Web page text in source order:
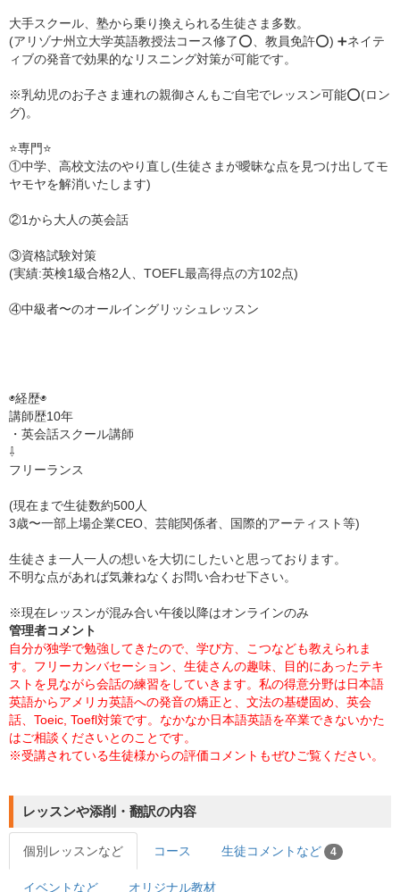
大手スクール、塾から乗り換えられる生徒さま多数。
(アリゾナ州立大学英語教授法コース修了⭕️、教員免許⭕️) ➕ネイテ
ィブの発音で効果的なリスニング対策が可能です。
※乳幼児のお子さま連れの親御さんもご自宅でレッスン可能⭕️(ロン
グ)。
⭐️専門⭐️
①中学、高校文法のやり直し(生徒さまが曖昧な点を見つけ出してモ
ヤモヤを解消いたします)
②1から大人の英会話
③資格試験対策
(実績:英検1級合格2人、TOEFL最高得点の方102点)
④中級者〜のオールイングリッシュレッスン
◉経歴◉
講師歴10年
・英会話スクール講師
⇩
フリーランス
(現在まで生徒数約500人
3歳〜一部上場企業CEO、芸能関係者、国際的アーティスト等)
生徒さま一人一人の想いを大切にしたいと思っております。
不明な点があれば気兼ねなくお問い合わせ下さい。
※現在レッスンが混み合い午後以降はオンラインのみ
管理者コメント
自分が独学で勉強してきたので、学び方、こつなども教えられま
す。フリーカンバセーション、生徒さんの趣味、目的にあったテキ
ストを見ながら会話の練習をしていきます。私の得意分野は日本語
英語からアメリカ英語への発音の矯正と、文法の基礎固め、英会
話、Toeic, Toefl対策です。なかなか日本語英語を卒業できないかた
はご相談くださいとのことです。
※受講されている生徒様からの評価コメントもぜひご覧ください。
レッスンや添削・翻訳の内容
個別レッスンなど コース 生徒コメントなど 4
イベントなど オリジナル教材